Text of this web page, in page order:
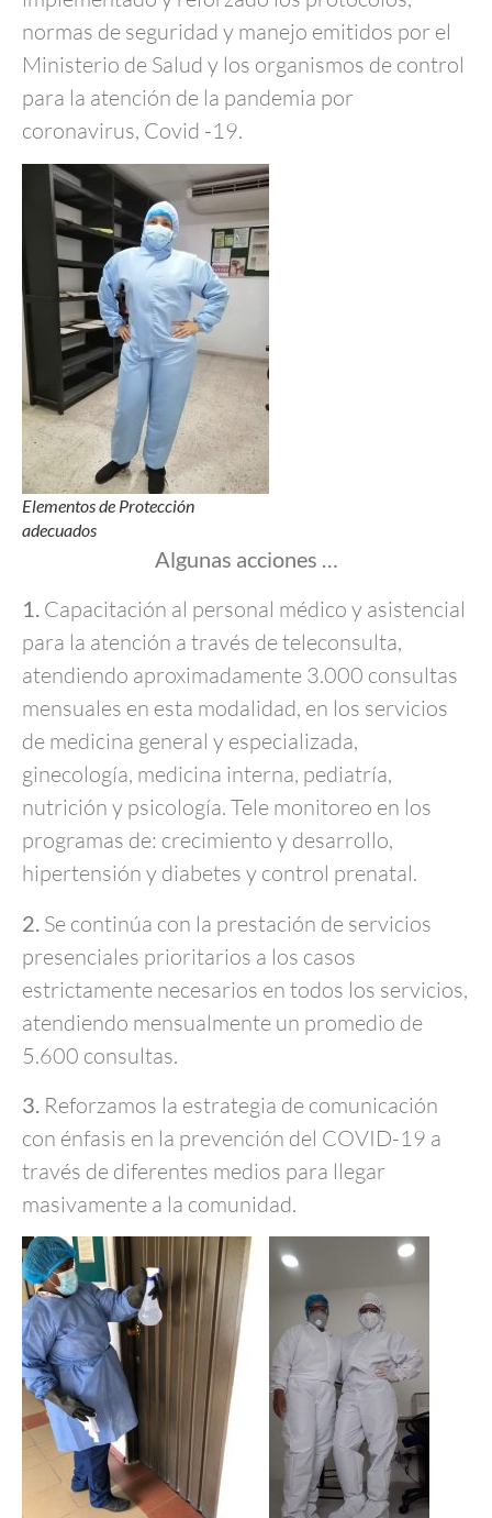
normas de seguridad y manejo emitidos por el
Ministerio de Salud y los organismos de control
para la atención de la pandemia por
coronavirus, Covid -19.
Elementos de Protección
adecuados
Algunas acciones …
1. Capacitación al personal médico y asistencial
para la atención a través de teleconsulta,
atendiendo aproximadamente 3.000 consultas
mensuales en esta modalidad, en los servicios
de medicina general y especializada,
ginecología, medicina interna, pediatría,
nutrición y psicología. Tele monitoreo en los
programas de: crecimiento y desarrollo,
hipertensión y diabetes y control prenatal.
2. Se continúa con la prestación de servicios
presenciales prioritarios a los casos
estrictamente necesarios en todos los servicios,
atendiendo mensualmente un promedio de
5.600 consultas.
3. Reforzamos la estrategia de comunicación
con énfasis en la prevención del COVID-19 a
través de diferentes medios para llegar
masivamente a la comunidad.